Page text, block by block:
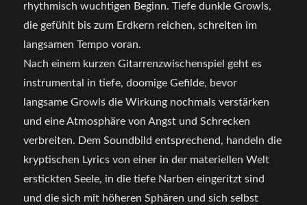
rhythmisch wuchtigen Beginn. Tiefe dunkle Growls,
die gefühlt bis zum Erdkern reichen, schreiten im
langsamen Tempo voran.
Nach einem kurzen Gitarrenzwischenspiel geht es
instrumental in tiefe, doomige Gefilde, bevor
langsame Growls die Wirkung nochmals verstärken
und eine Atmosphäre von Angst und Schrecken
verbreiten. Dem Soundbild entsprechend, handeln die
kryptischen Lyrics von einer in der materiellen Welt
erstickten Seele, in die tiefe Narben eingeritzt sind
und die sich mit höheren Sphären und sich selbst